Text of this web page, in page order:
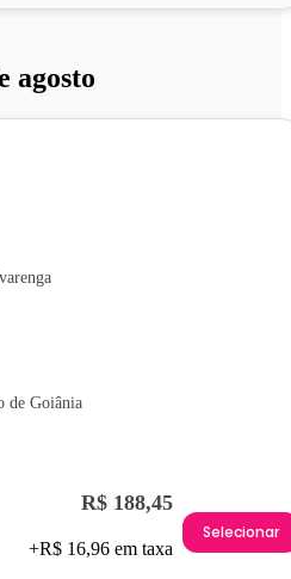
agosto
de Goiânia
R$ 188,45
+R$ 16,96 em taxa
Selecionar